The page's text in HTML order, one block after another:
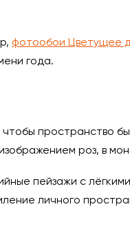
фотообои Цветущее
года.
пространство
роз, в
пейзажи с
личного